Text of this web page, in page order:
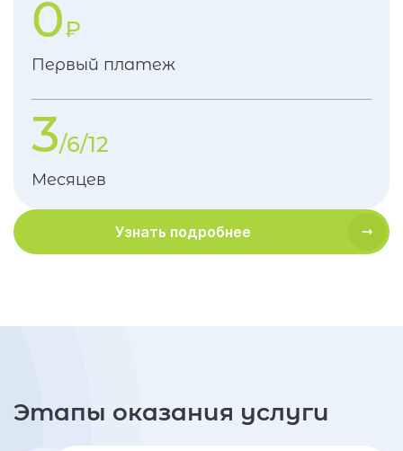
0₽
Первый платеж
3/6/12
Месяцев
Узнать подробнее
Этапы оказания услуги